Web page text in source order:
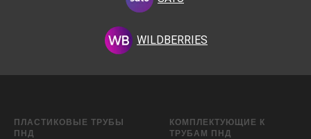
WILDBERRIES
ПЛАСТИКОВЫЕ ТРУБЫ
ПНД
КОМПЛЕКТУЮЩИЕ К
ТРУБАМ ПНД